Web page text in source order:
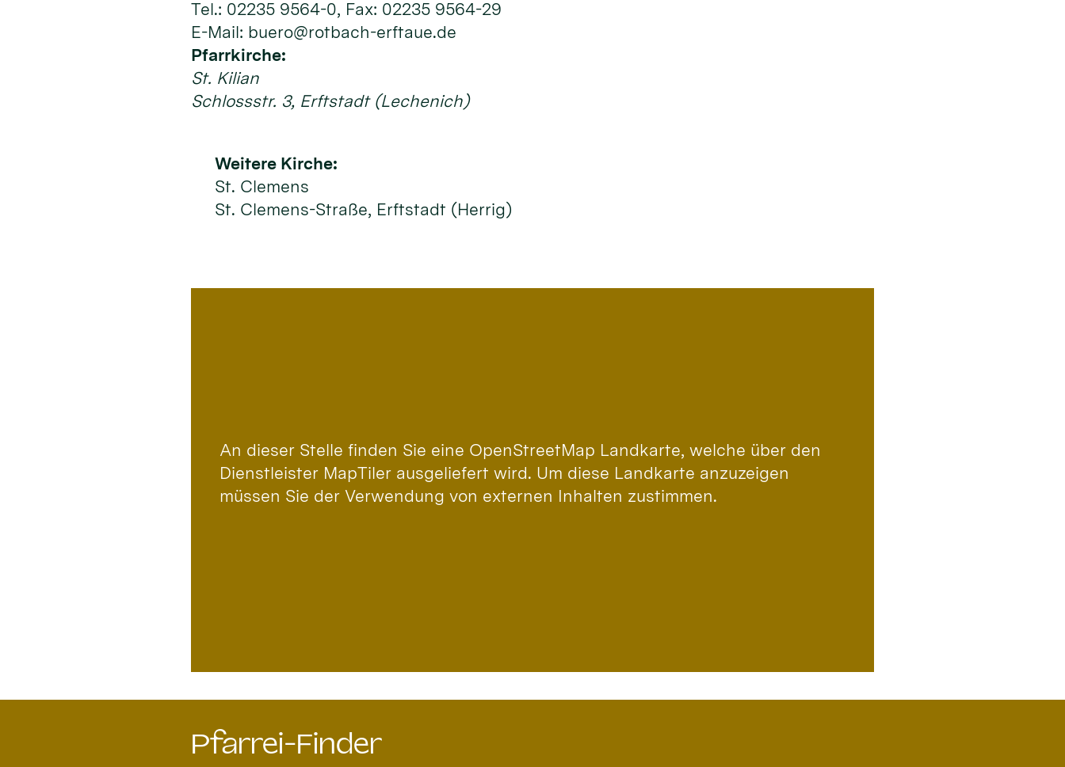
Tel.: 02235 9564-0, Fax: 02235 9564-29
E-Mail: buero@rotbach-erftaue.de
Pfarrkirche:
St. Kilian
Schlossstr. 3, Erftstadt (Lechenich)
Weitere Kirche:
St. Clemens
St. Clemens-Straße, Erftstadt (Herrig)
An dieser Stelle finden Sie eine OpenStreetMap Landkarte, welche über den
Dienstleister MapTiler ausgeliefert wird. Um diese Landkarte anzuzeigen
müssen Sie der Verwendung von externen Inhalten zustimmen.
Pfarrei-Finder